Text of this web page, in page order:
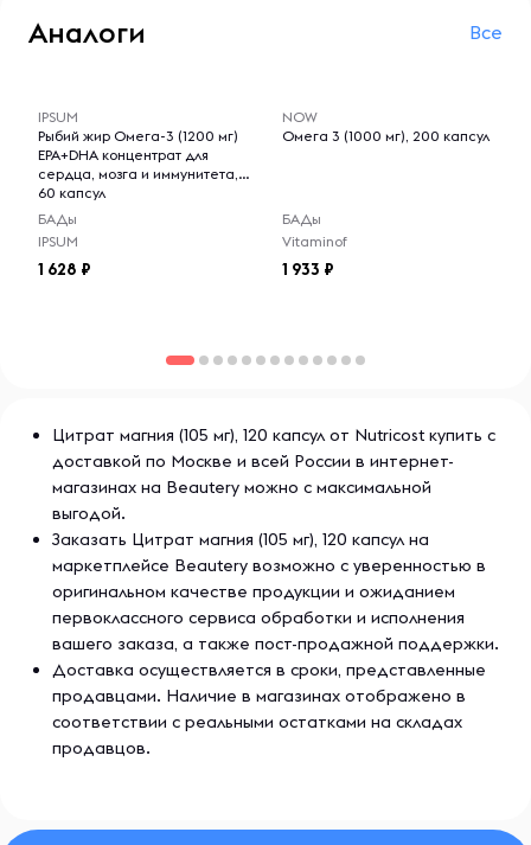
Аналоги Все
IPSUM
Рыбий жир Омега-3 (1200 мг)
EPA+DHA концентрат для
сердца, мозга и иммунитета,
60 капсул
БАДы
IPSUM
1 628
NOW
Омега 3 (1000 мг), 200 капсул
БАДы
Vitaminof
1 933
Цитрат магния (105 мг), 120 капсул от Nutricost купить с
доставкой по Москве и всей России в интернет-
магазинах на Beautery можно с максимальной
выгодой.
Заказать Цитрат магния (105 мг), 120 капсул на
маркетплейсе Beautery возможно с уверенностью в
оригинальном качестве продукции и ожиданием
первоклассного сервиса обработки и исполнения
вашего заказа, а также пост-продажной поддержки.
Доставка осуществляется в сроки, представленные
продавцами. Наличие в магазинах отображено в
соответствии с реальными остатками на складах
продавцов.